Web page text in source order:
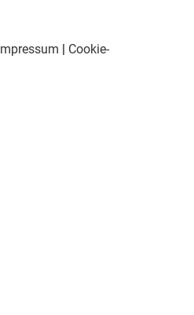
Impressum
Cookie-